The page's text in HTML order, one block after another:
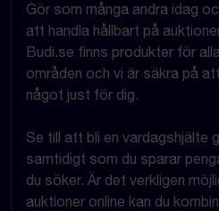
Gör som många andra idag
att handla hållbart på
Budi.se finns produkter för
områden och vi är säkra på
något just för dig.
Se till att bli en vardagshjälte
samtidigt som du sparar
du söker. Är det verkligen
auktioner online kan du